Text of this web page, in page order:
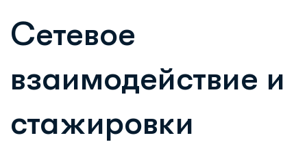
Сетевое
взаимодействие и
стажировки